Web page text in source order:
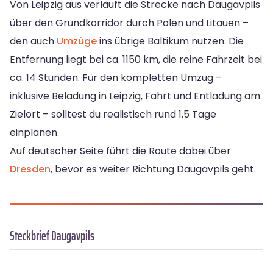
Von Leipzig aus verläuft die Strecke nach Daugavpils
über den Grundkorridor durch Polen und Litauen –
den auch Umzügeins übrige Baltikum nutzen. Die
Entfernung liegt bei ca. 1150 km, die reine Fahrzeit bei
ca. 14 Stunden. Für den kompletten Umzug –
inklusive Beladung in Leipzig, Fahrt und Entladung am
Zielort – solltest du realistisch rund 1,5 Tage
einplanen.
Auf deutscher Seite führt die Route dabei über
Dresden, bevor es weiter Richtung Daugavpils geht.
Steckbrief Daugavpils